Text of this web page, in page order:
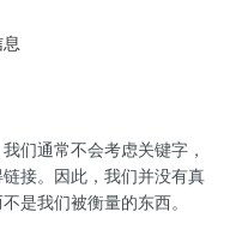
们通常不会考虑关键字，
接。因此，我们并没有真
是我们被衡量的东西。